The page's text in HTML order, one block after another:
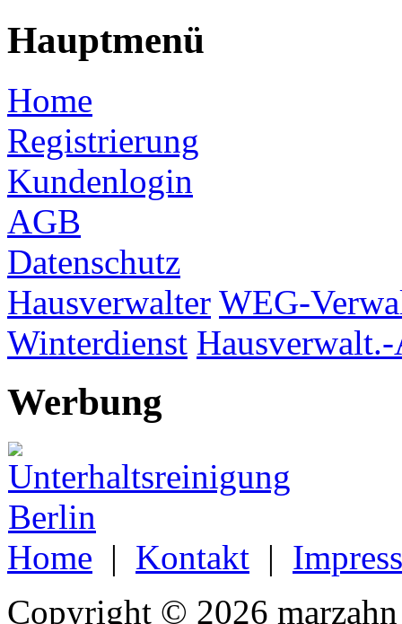
Hauptmenü
Home
Registrierung
Kundenlogin
AGB
Datenschutz
Hausverwalter WEG-
Winterdienst
Werbung
Home | Kontakt |
Copyright © 2026